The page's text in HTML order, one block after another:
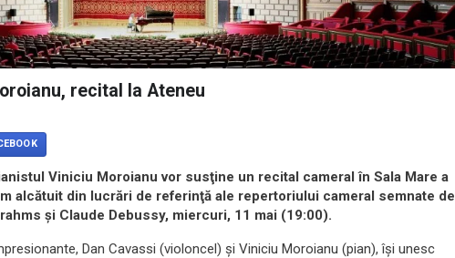
recital la Ateneu
Viniciu Moroianu vor susţine un recital cameral în Sala Mare a
alcătuit din lucrări de referinţă ale repertoriului cameral semnate de
şi Claude Debussy, miercuri, 11 mai (19:00).
Dan Cavassi (violoncel) şi Viniciu Moroianu (pian), îşi unesc